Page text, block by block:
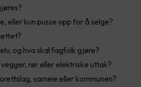
eller kun pusse opp for å selge?
og hva skal fagfolk gjøre?
rør eller elektriske uttak?
sameie eller kommunen?